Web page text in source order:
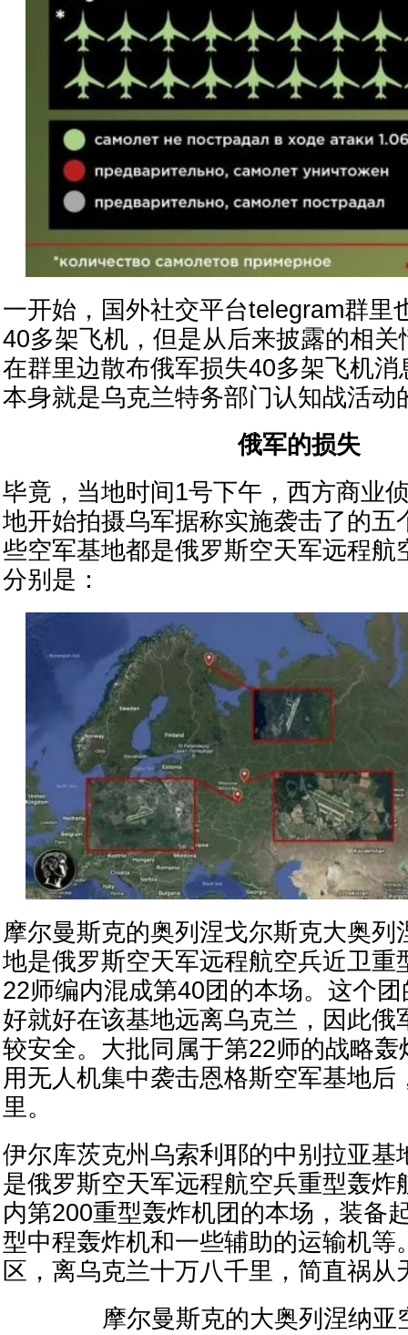
一开始，国外社交平台telegram群里
40多架飞机，但是从后来披露的相关
在群里边散布俄军损失40多架飞机消
本身就是乌克兰特务部门认知战活动
俄军的损失
毕竟，当地时间1号下午，西方商业
地开始拍摄乌军据称实施袭击了的五
些空军基地都是俄罗斯空天军远程航
分别是：
摩尔曼斯克的奥列涅戈尔斯克大奥列
地是俄罗斯空天军远程航空兵近卫重
22师编内混成第40团的本场。这个
好就好在该基地远离乌克兰，因此俄
较安全。大批同属于第22师的战略轰
用无人机集中袭击恩格斯空军基地后
里。
伊尔库茨克州乌索利耶的中别拉亚基
是俄罗斯空天军远程航空兵重型轰炸
内第200重型轰炸机团的本场，装备
型中程轰炸机和一些辅助的运输机等
区，离乌克兰十万八千里，简直祸从
摩尔曼斯克的大奥列涅纳亚